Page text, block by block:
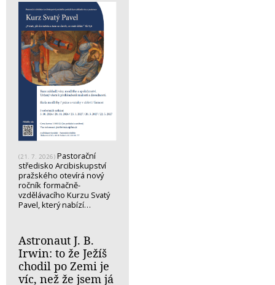
(21. 7. 2026) Pastorační
středisko Arcibiskupství
pražského otevírá nový
ročník formačně-
vzdělávacího Kurzu Svatý
Pavel, který nabízí…
Astronaut J. B.
Irwin: to že Ježíš
chodil po Zemi je
víc, než že jsem já